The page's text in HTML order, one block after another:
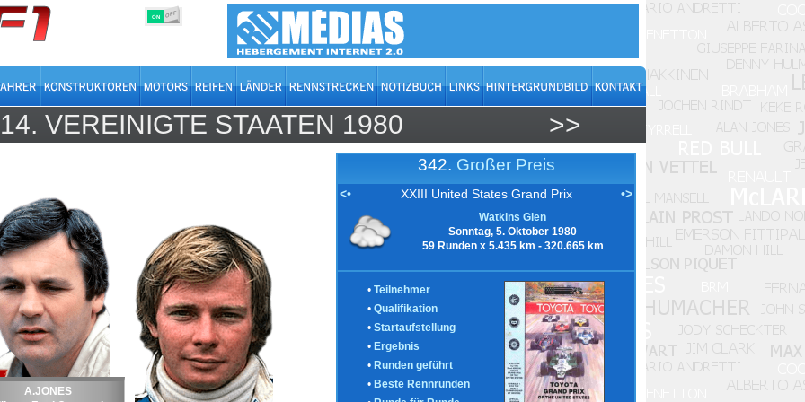
ON OFF
14. VEREINIGTE STAATEN 1980 >>
A.JONES
342. Großer Preis
<• XXIII United States Grand Prix •>
Watkins Glen
Sonntag, 5. Oktober 1980
59 Runden x 5.435 km - 320.665 km
• Teilnehmer
• Qualifikation
• Startaufstellung
• Ergebnis
• Runden geführt
• Beste Rennrunden